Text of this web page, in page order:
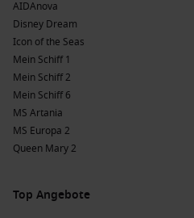
AIDAnova
Disney Dream
Icon of the Seas
Mein Schiff 1
Mein Schiff 2
Mein Schiff 6
MS Artania
MS Europa 2
Queen Mary 2
Top Angebote